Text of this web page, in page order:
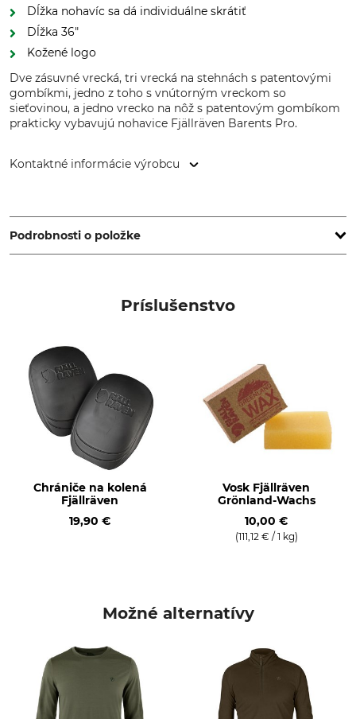
Dĺžka nohavíc sa dá individuálne skrátiť
Dĺžka 36"
Kožené logo
Dve zásuvné vrecká, tri vrecká na stehnách s patentovými
gombíkmi, jedno z toho s vnútorným vreckom so
sieťovinou, a jedno vrecko na nôž s patentovým gombíkom
prakticky vybavujú nohavice Fjällräven Barents Pro.
Kontaktné informácie výrobcu
Sweden, www.fjallraven.com
Podrobnosti o položke
Barents Pro
Netextilné diely živočíšneho
pôvodu
Pranie
40 °C farebná bielizeň
Žehlenie
Žehlenie do 110 °C
Profesionálna starostlivosť
Nečistite nasucho
Posed
Vlastnosti
s nízkou hlučnosťou
Príslušenstvo
Chrániče na kolená
Fjällräven
19,90 €
Vosk Fjällräven
Grönland-Wachs
10,00 €
(111,12 € / 1 kg)
Možné alternatívy